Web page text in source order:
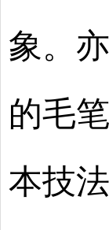
象。
的毛
本技